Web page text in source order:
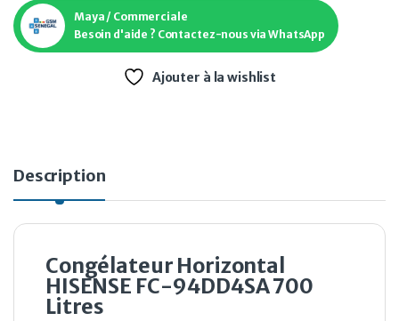
Maya / Commerciale
Besoin d'aide ? Contactez-nous via WhatsApp
Ajouter à la wishlist
Description
Congélateur Horizontal
HISENSE FC-94DD4SA 700
Litres